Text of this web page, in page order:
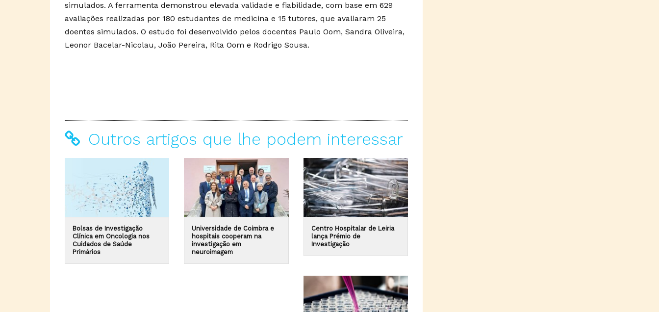
simulados. A ferramenta demonstrou elevada validade e fiabilidade, com base em 629
avaliações realizadas por 180 estudantes de medicina e 15 tutores, que avaliaram 25
doentes simulados. O estudo foi desenvolvido pelos docentes Paulo Oom, Sandra Oliveira,
Leonor Bacelar-Nicolau, João Pereira, Rita Oom e Rodrigo Sousa.
Outros artigos que lhe podem interessar
Bolsas de Investigação
Clínica em Oncologia nos
Cuidados de Saúde
Primários
Universidade de Coimbra e
hospitais cooperam na
investigação em
neuroimagem
Centro Hospitalar de Leiria
lança Prémio de
Investigação